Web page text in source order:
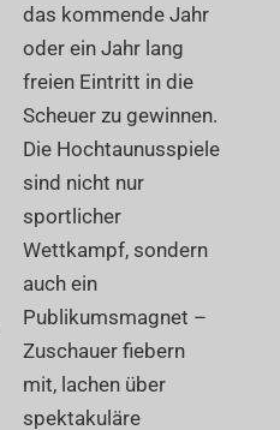
das kommende Jahr
oder ein Jahr lang
freien Eintritt in die
Scheuer zu gewinnen.
Die Hochtaunusspiele
sind nicht nur
sportlicher
Wettkampf, sondern
auch ein
Publikumsmagnet –
Zuschauer fiebern
mit, lachen über
spektakuläre